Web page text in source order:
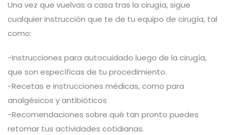
Una vez que vuelvas a casa tras la cirugía, sigue
cualquier instrucción que te de tu equipo de cirugía, tal
como:
-Instrucciones para autocuidado luego de la cirugía,
que son específicas de tu procedimiento.
-Recetas e instrucciones médicas, como para
analgésicos y antibióticos
-Recomendaciones sobre qué tan pronto puedes
retomar tus actividades cotidianas.